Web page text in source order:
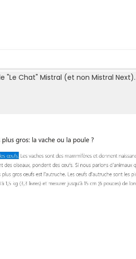
"Le Chat" Mistral (et non Mistral Next).